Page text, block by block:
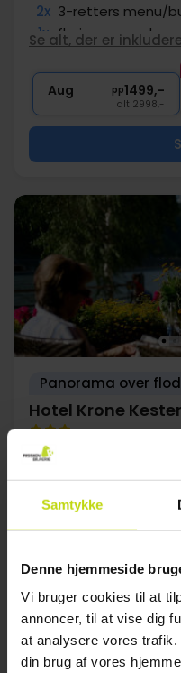
Samtykke
Denne hjemmeside
Vi bruger cookies til at
annoncer, til at vise dig
at analysere vores
din brug af vores
2x 3-retters menu/
1x fl. vin pr. værelse
Adgang til
1x 1 velkomstdrink
Se alt, der er
Aug pp1499,-
I alt 2998,-
Panorama over
Hotel Krone
2.8/ 5
Koblenz
Pakke med
2x frokost
1x
fl. vin pr. værelse
Gratis parkering
Se alt, der er
Aug pp1199,-
I alt 2398,-